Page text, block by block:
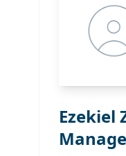
Ezekiel